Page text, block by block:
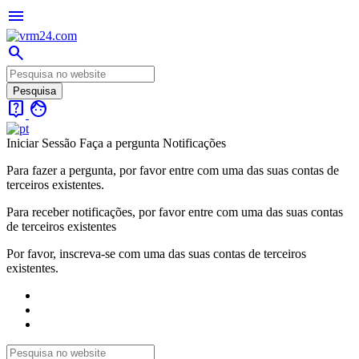
menu
search
live_help face
Iniciar Sessão Faça a pergunta Notificações
Para fazer a pergunta, por favor entre com uma das suas contas de
terceiros existentes.
Para receber notificações, por favor entre com uma das suas contas
de terceiros existentes
Por favor, inscreva-se com uma das suas contas de terceiros
existentes.